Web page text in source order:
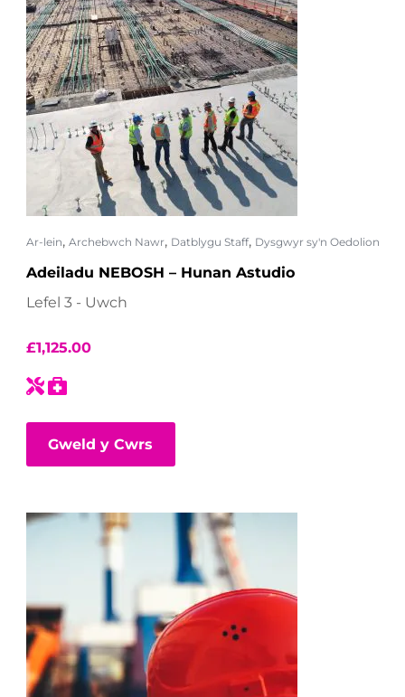
Ar-lein, Archebwch Nawr, Datblygu Staff, Dysgwyr sy'n Oedolion
Adeiladu NEBOSH – Hunan Astudio
Lefel 3 - Uwch
£1,125.00
Gweld y Cwrs